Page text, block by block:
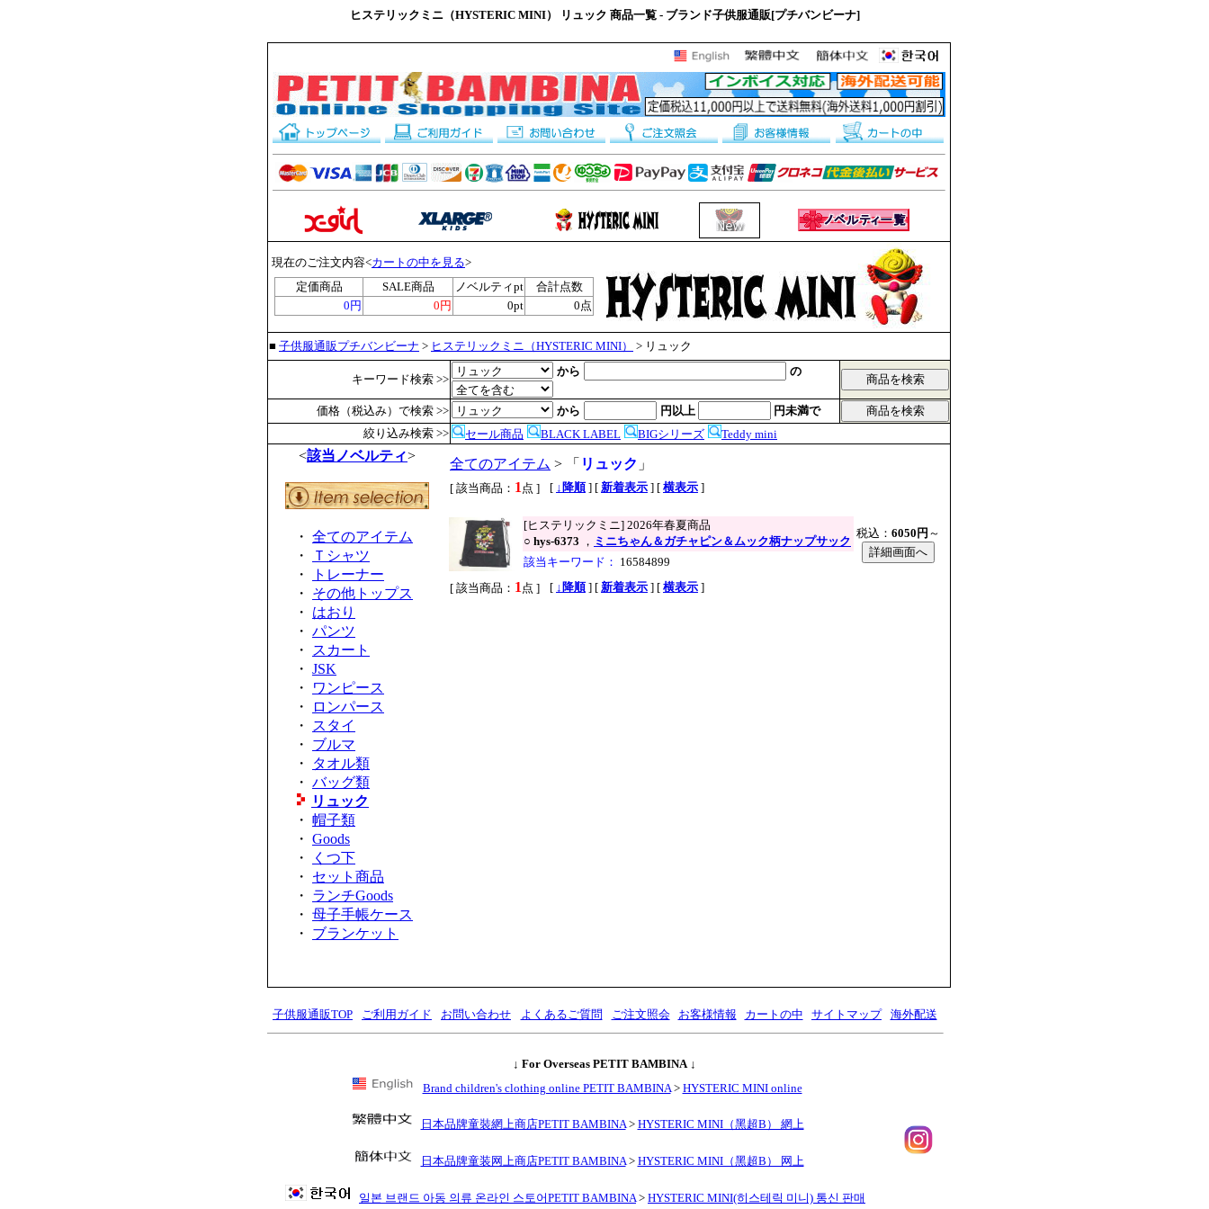
ヒステリックミニ（HYSTERIC MINI） リュック 商品一覧 - ブランド子供服通販[プチバンビーナ]
現在のご注文内容<カートの中を見る>
定価商品
SALE商品 ノベルティpt
合計点数
0円
0円 0pt 0点
■ 子供服通販プチバンビーナ > ヒステリックミニ（HYSTERIC MINI） > リュック
キーワード検索 >>
から の
価格（税込み）で検索 >> から 円以上
円未満で
絞り込み検索 >>
セール商品 BLACK LABEL BIGシリーズ Teddy mini
<該当ノベルティ>
・ 全てのアイテム
・
Ｔシャツ
・
トレーナー
・ その他トップス
・ はおり
・ パンツ
・ スカート
・ JSK
・
ワンピース
・
ロンパース
・ スタイ
・ ブルマ
・
タオル類
・ バッグ類
リュック
・ 帽子類
・ Goods
・
くつ下
・ セット商品
・ ランチGoods
・ 母子手帳ケース
・ ブランケット
全てのアイテム > 「 リュック 」
[ 該当商品： 1点 ] [ ↓降順 ] [ 新着表示 ] [ 横表示 ]
[ヒステリックミニ] 2026年春夏商品
○ hys-6373 ， ミニちゃん＆ガチャピン＆ムック柄ナップサック
税込： 6050円 ～
該当キーワード： 16584899
[ 該当商品： 1点 ] [ ↓降順 ] [ 新着表示 ] [ 横表示 ]
子供服通販TOP ご利用ガイド お問い合わせ よくあるご質問 ご注文照会 お客様情報 カートの中 サイトマップ 海外配送
↓ For Overseas PETIT BAMBINA↓
Brand children's clothing online PETIT BAMBINA> HYSTERIC MINI online
日本品牌童裝網上商店PETIT BAMBINA> HYSTERIC MINI（黑超B） 網上
日本品牌童装网上商店PETIT BAMBINA> HYSTERIC MINI（黑超B） 网上
일본 브랜드 아동 의류 온라인 스토어PETIT BAMBINA> HYSTERIC MINI(히스테릭 미니) 통신 판매